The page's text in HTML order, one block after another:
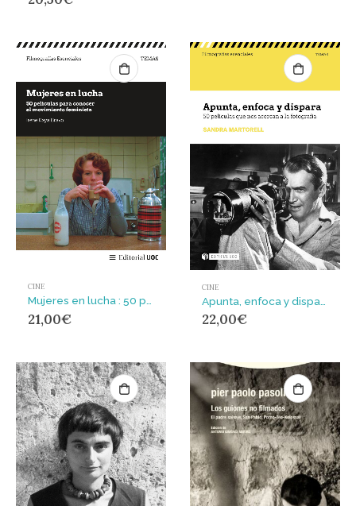
CINE
Mujeres en lucha : 50 películas para conocer el movimiento feminista
21,00€
CINE
22,00€